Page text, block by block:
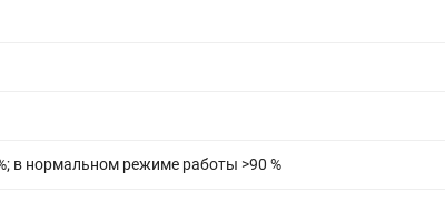
в нормальном режиме работы >90 %